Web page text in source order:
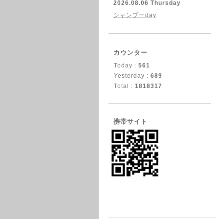
2026.08.06 Thursday
シャンプーday
カウンター
Today : 561
Yesterday : 689
Total : 1818317
携帯サイト